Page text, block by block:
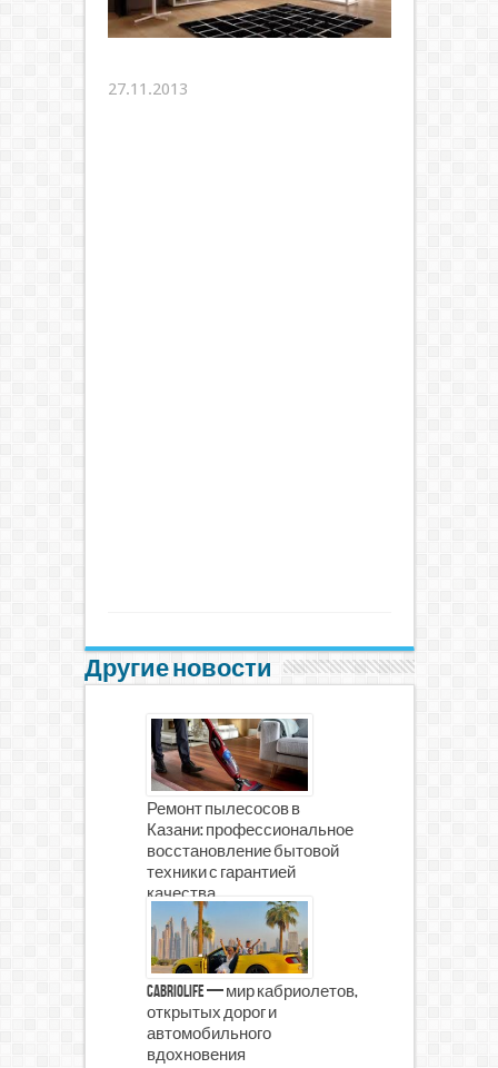
27.11.2013
Другие новости
Ремонт пылесосов в
Казани: профессиональное
восстановление бытовой
техники с гарантией
качества
CabrioLife — мир кабриолетов,
открытых дорог и
автомобильного
вдохновения